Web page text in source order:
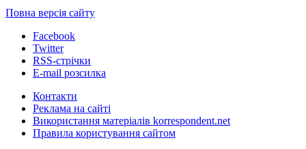
Повна версія сайту
Facebook
Twitter
RSS-стрічки
E-mail розсилка
Контакти
Реклама на сайті
Використання матеріалів korrespondent.net
Правила користування сайтом